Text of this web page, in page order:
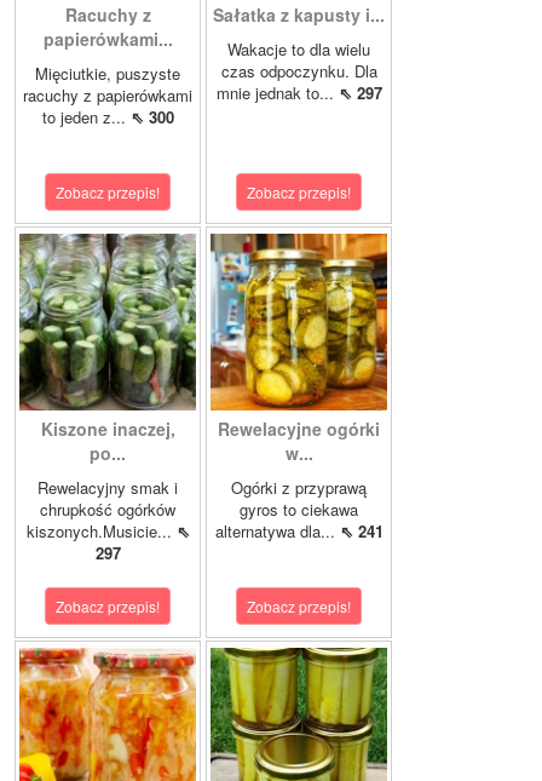
Racuchy z
papierówkami...
Mięciutkie, puszyste
racuchy z papierówkami
to jeden z... ⇖ 300
Zobacz przepis!
Sałatka z kapusty i...
Wakacje to dla wielu
czas odpoczynku. Dla
mnie jednak to... ⇖ 297
Zobacz przepis!
Kiszone inaczej,
po...
Rewelacyjny smak i
chrupkość ogórków
kiszonych.Musicie... ⇖
297
Zobacz przepis!
Rewelacyjne ogórki
w...
Ogórki z przyprawą
gyros to ciekawa
alternatywa dla... ⇖ 241
Zobacz przepis!